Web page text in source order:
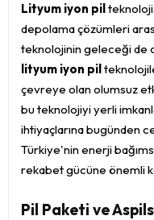
Lityum iyon pil
depolama çözümleri
teknolojinin geleceği de
lityum iyon pil
çevreye olan olumsuz
bu teknolojiyi yerli
ihtiyaçlarına bugünden
Türkiye'nin enerji
rekabet gücüne önemli
Pil Paketi ve